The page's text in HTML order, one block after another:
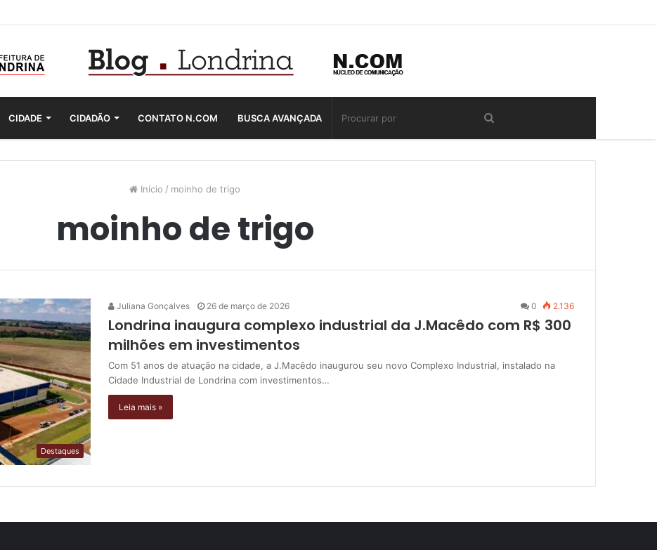
CIDADE CIDADÃO CONTATO N.COM BUSCA AVANÇADA
Início / moinho de trigo
moinho de trigo
Destaques
Juliana Gonçalves 26 de março de 2026 0 2.136
Londrina inaugura complexo industrial da J.Macêdo com R$ 300
milhões em investimentos
Com 51 anos de atuação na cidade, a J.Macêdo inaugurou seu novo Complexo Industrial, instalado na
Cidade Industrial de Londrina com investimentos…
Leia mais »